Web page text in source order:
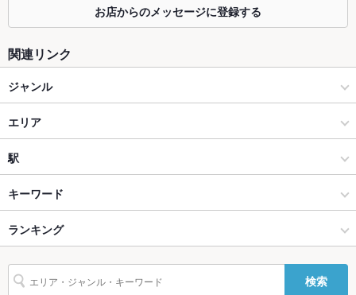
ソファー なし
テラス席 なし ：テラス席はご用意しておりません。
設備
Wi-Fi
バリアフリ
ー
駐車場 あり ：近隣のフリーパーキングをご利用ください。
お店からのメッセージに登録する
関連リンク
ジャンル
居酒屋
和風
豊田市 × 居酒屋
豊田市 × 和風
豊田市駅 × 居酒屋
エリア
豊田市駅
豊田市駅 × 居酒屋
豊田市駅 × 和風
豊田市駅 × 和食
駅
豊田市駅
キーワード
手羽先 からあげ 鶏皮
とうもろこしの天ぷら 鶏塩ラーメン
ランキング
愛知のグルメランキング
検索